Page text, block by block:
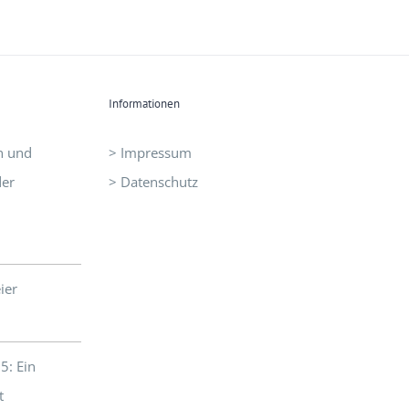
und
Ein
Informationen
> Impressum
> Datenschutz